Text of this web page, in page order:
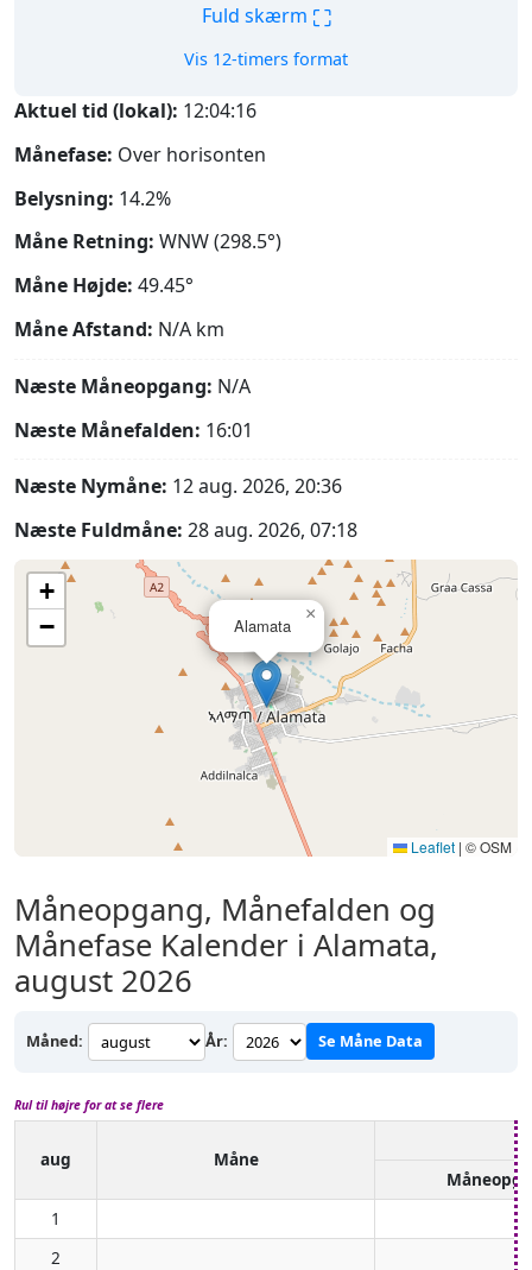
Fuld skærm ⛶
Vis 12-timers format
Aktuel tid (lokal): 12:04:17
Månefase: Over horisonten
Belysning: 14.2%
Måne Retning: WNW (298.5°)
Måne Højde: 49.45°
Måne Afstand: N/A km
Næste Måneopgang: N/A
Næste Månefalden: 16:01
Næste Nymåne: 12 aug. 2026, 20:36
Næste Fuldmåne: 28 aug. 2026, 07:18
Alamata
×
+
−
Leaflet | © OSM
Måneopgang, Månefalden og
Månefase Kalender i Alamata,
august 2026
Måned: År: Se Måne Data
Rul til højre for at se flere
aug
Måne
1
2